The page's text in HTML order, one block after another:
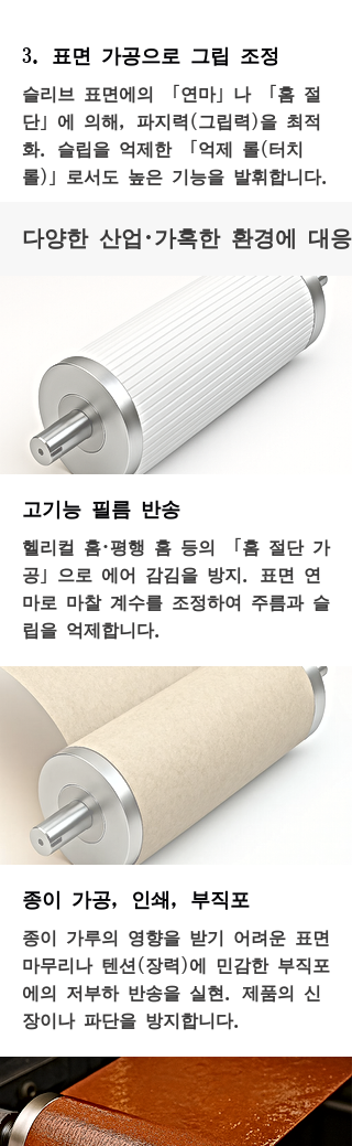
3. 표면 가공으로 그립 조정
슬리브 표면에의 「연마」나 「홈 절
단」에 의해, 파지력(그립력)을 최적
화. 슬립을 억제한 「억제 롤(터치
롤)」로서도 높은 기능을 발휘합니다.
다양한 산업·가혹한 환경에 대응
고기능 필름 반송
헬리컬 홈·평행 홈 등의 「홈 절단 가
공」으로 에어 감김을 방지. 표면 연
마로 마찰 계수를 조정하여 주름과 슬
립을 억제합니다.
종이 가공, 인쇄, 부직포
종이 가루의 영향을 받기 어려운 표면
마무리나 텐션(장력)에 민감한 부직포
에의 저부하 반송을 실현. 제품의 신
장이나 파단을 방지합니다.